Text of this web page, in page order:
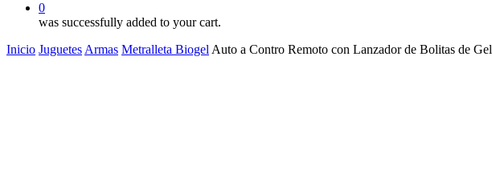
0
was successfully added to your cart.
Inicio Juguetes Armas Metralleta Biogel Auto a Contro Remoto con Lanzador de Bolitas de Gel